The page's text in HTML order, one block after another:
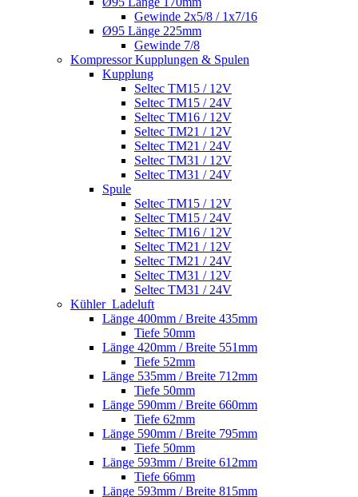
Gewinde 2x5/8 / 1x7/16
Ø95 Länge 225mm
Gewinde 7/8
Kompressor Kupplungen & Spulen
Kupplung
Seltec TM15 / 12V
Seltec TM15 / 24V
Seltec TM16 / 12V
Seltec TM21 / 12V
Seltec TM21 / 24V
Seltec TM31 / 12V
Seltec TM31 / 24V
Spule
Seltec TM15 / 12V
Seltec TM15 / 24V
Seltec TM16 / 12V
Seltec TM21 / 12V
Seltec TM21 / 24V
Seltec TM31 / 12V
Seltec TM31 / 24V
Kühler_Ladeluft
Länge 400mm / Breite 435mm
Tiefe 50mm
Länge 420mm / Breite 551mm
Tiefe 52mm
Länge 535mm / Breite 712mm
Tiefe 50mm
Länge 590mm / Breite 660mm
Tiefe 62mm
Länge 590mm / Breite 795mm
Tiefe 50mm
Länge 593mm / Breite 612mm
Tiefe 66mm
Länge 593mm / Breite 815mm